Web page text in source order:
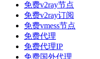
免费v2ray节点
免费v2ray订阅
免费vmess节点
免费代理
免费代理IP
免费国外代理